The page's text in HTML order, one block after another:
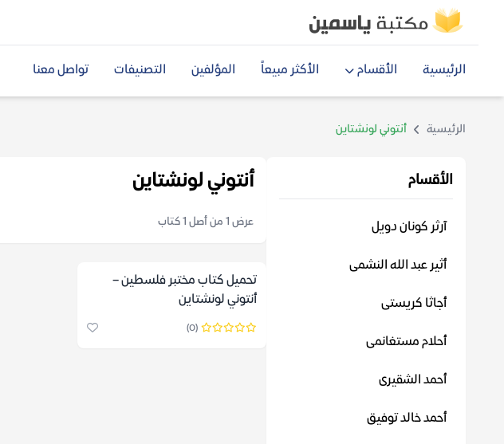
الرئيسية الأقسام الأكثر مبيعاً المؤلفين التصنيفات تواصل معنا
الرئيسية أنتوني لونشتاين
الأقسام
آرثر كونان دويل
أثير عبد الله النشمى
أجاثا كريستى
أحلام مستغانمى
أحمد الشقيرى
أحمد خالد توفيق
أنتوني لونشتاين
عرض 1 من أصل 1 كتاب
تحميل كتاب مختبر فلسطين –
أنتوني لونشتاين
(0)